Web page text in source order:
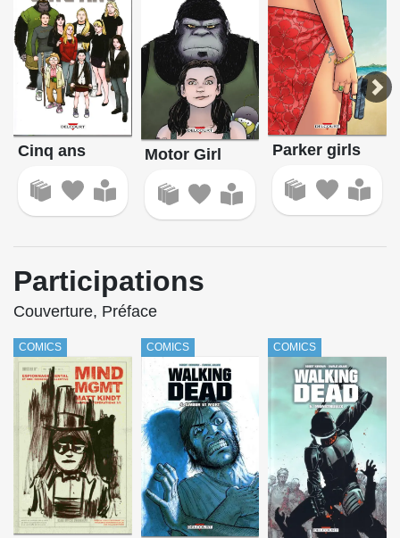
Cinq ans Motor Girl Parker girls
Participations
Couverture, Préface
COMICS COMICS COMICS